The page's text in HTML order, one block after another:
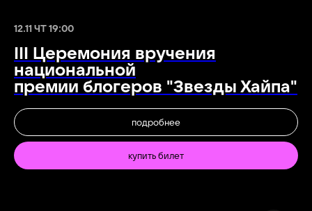
12.11 ЧТ 19:00
III Церемония вручения
национальной
премии блогеров "Звезды Хайпа"
подробнее
купить билет